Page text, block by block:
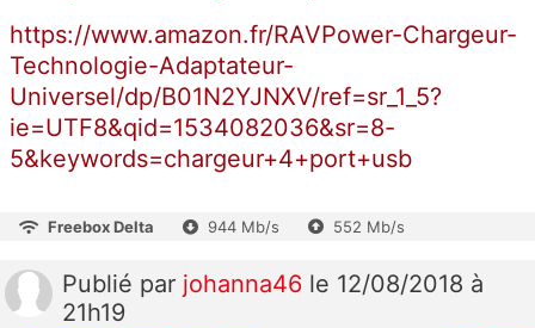
https://www.amazon.fr/RAVPower-Chargeur-
Technologie-Adaptateur-
Universel/dp/B01N2YJNXV/ref=sr_1_5?
ie=UTF8&qid=1534082036&sr=8-
5&keywords=chargeur+4+port+usb
Freebox Delta 944 Mb/s 552 Mb/s
Publié par johanna46 le 12/08/2018 à
21h19